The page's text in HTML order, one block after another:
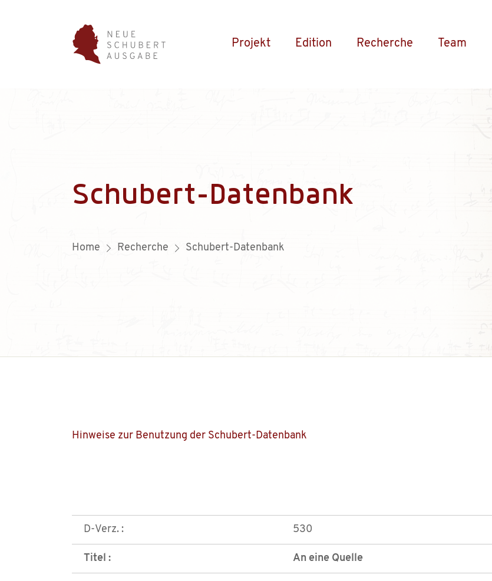
Projekt Edition Recherche Team
Schubert-Datenbank
Home Recherche Schubert-Datenbank
Hinweise zur Benutzung der Schubert-Datenbank
D-Verz. : 530
Titel : An eine Quelle